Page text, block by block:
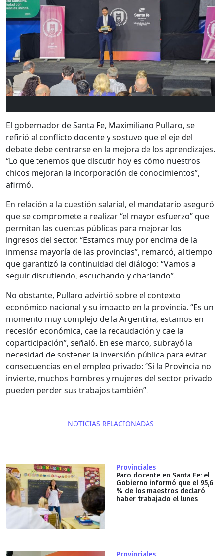
El gobernador deSanta Fe, Maximiliano Pullaro, se
refirió al conflicto docente y sostuvo que el eje del
debate debe centrarse en la mejora de los aprendizajes.
“Lo que tenemos que discutir hoy es cómo nuestros
chicos mejoran la incorporación de conocimientos”,
afirmó.
En relación a la cuestión salarial, el mandatario aseguró
que se compromete a realizar “el mayor esfuerzo” que
permitan las cuentas públicas para mejorar los
ingresos del sector. “Estamos muy por encima de la
inmensa mayoría de las provincias”, remarcó, al tiempo
que garantizó la continuidad del diálogo: “Vamos a
seguir discutiendo, escuchando y charlando”.
No obstante, Pullaro advirtió sobre el contexto
económico nacional y su impacto en la provincia. “Es un
momento muy complejo de la Argentina, estamos en
recesión económica, cae la recaudación y cae la
coparticipación”, señaló. En ese marco, subrayó la
necesidad de sostener la inversión pública para evitar
consecuencias en el empleo privado: “Si la Provincia no
invierte, muchos hombres y mujeres del sector privado
pueden perder sus trabajos también”.
NOTICIAS RELACIONADAS
Provinciales
Paro docente en Santa Fe: el
Gobierno informó que el 95,6
% de los maestros declaró
haber trabajado el lunes
Provinciales